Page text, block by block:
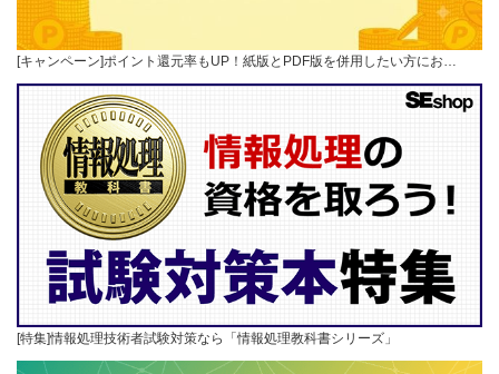
[キャンペーン]ポイント還元率もUP！紙版とPDF版を併用したい方にお…
[特集]情報処理技術者試験対策なら「情報処理教科書シリーズ」